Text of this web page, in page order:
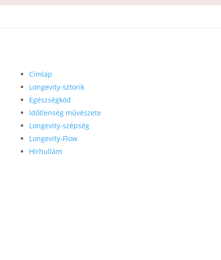
Címlap
Longevity-sztorik
Egészségkód
Időtlenség művészete
Longevity-szépség
Longevity-Flow
Hírhullám